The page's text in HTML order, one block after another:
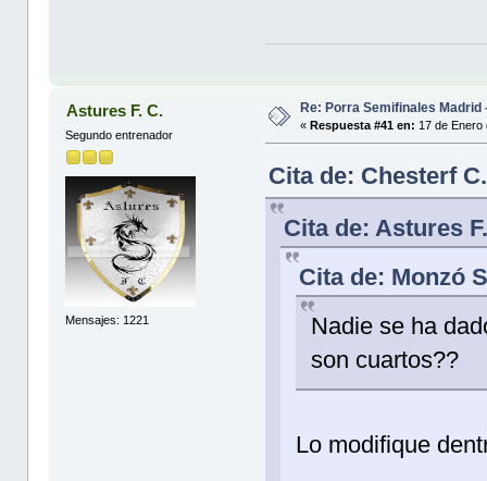
Astures F. C.
Segundo entrenador
Mensajes: 1221
Re: Porra Semifinales Madrid
«Respuesta #41 en: 17 de Enero
Cita de: Chesterf
Cita de: Astures
Cita de: Monzó
Nadie se ha
son cuartos??
Lo modifique